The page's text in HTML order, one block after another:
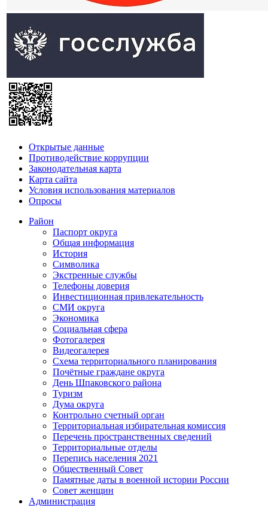
Открытые данные
Противодействие коррупции
Законодательная карта
Карта сайта
Условия использования материалов
Опросы
Район
Паспорт округа
Общая информация
История
Символика
Экстренные службы
Телефоны доверия
Инвестиционная привлекательность
СМИ округа
Экономика
Социальная сфера
Фотогалерея
Видеогалерея
Схема территориального планирования
Почётные граждане округа
День Шпаковского района
Туризм
Дума округа
Контрольно счетный орган
Территориальная избирательная комиссия
Перечень пространственных сведений
Территориальные отделы
Перепись населения 2021
Общественный Совет
Памятные даты в военной истории России
Совет женщин
Администрация